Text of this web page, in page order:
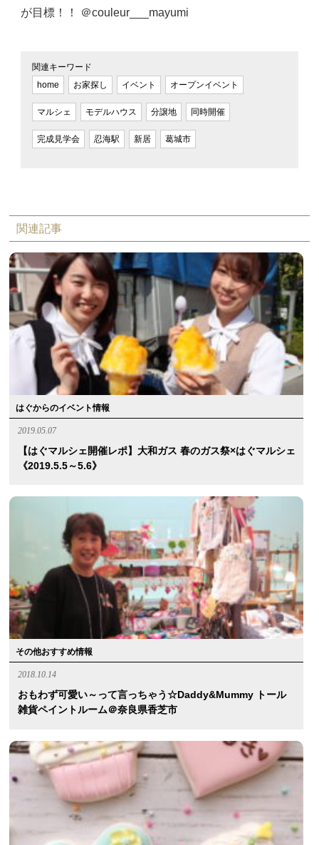
が目標！！ ＠couleur___mayumi
関連キーワード
home
お家探し イベント オープンイベント
マルシェ モデルハウス 分譲地 同時開催
完成見学会 忍海駅 新居 葛城市
関連記事
はぐからのイベント情報
2019.05.07
【はぐマルシェ開催レポ】大和ガス 春のガス祭×はぐマルシェ
《2019.5.5～5.6》
その他おすすめ情報
2018.10.14
おもわず可愛い～って言っちゃう☆Daddy&Mummy トール
雑貨ペイントルーム＠奈良県香芝市